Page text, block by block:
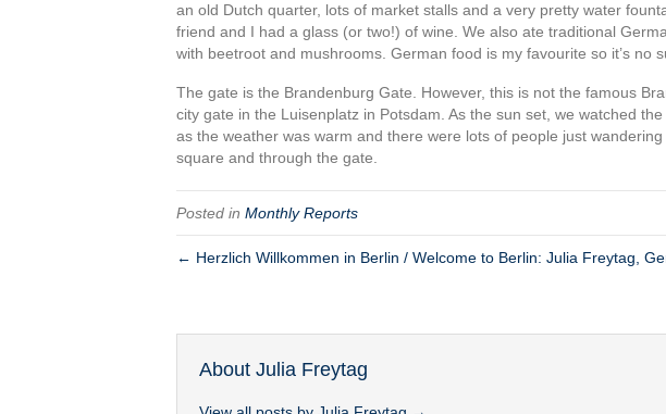
an old Dutch quarter, lots of market stalls and a very pretty water
friend and I had a glass (or two!) of wine. We also ate traditional
with beetroot and mushrooms. German food is my favourite so it’s no
The gate is the Brandenburg Gate. However, this is not the famous
city gate in the Luisenplatz in Potsdam. As the sun set, we watched
as the weather was warm and there were lots of people just
square and through the gate.
Posted in Monthly Reports
← Herzlich Willkommen in Berlin / Welcome to Berlin: Julia Freytag,
About Julia Freytag